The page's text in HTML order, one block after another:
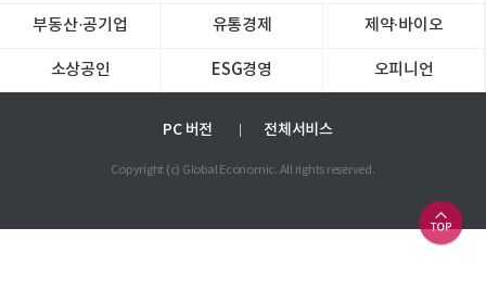
부동산·공기업 유통경제 제약∙바이오
소상공인 ESG경영 오피니언
PC 버전 전체서비스
Copyright (c) Global Economic. All rights reserved.